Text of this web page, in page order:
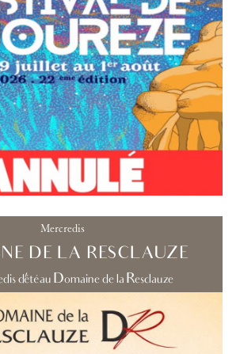
Mercredis
DE LA RESCLAUZE
d'été au Domaine de la Resclauze